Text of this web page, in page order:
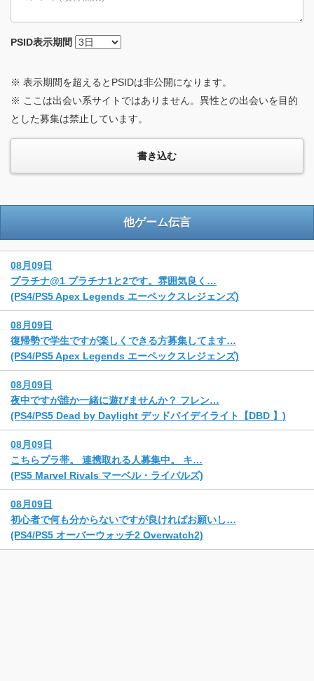
PSID表示期間
※ 表示期間を超えるとPSIDは非公開になります。
※ ここは出会い系サイトではありません。異性との出会いを目的
とした募集は禁止しています。
他ゲーム伝言
08月09日
プラチナ@1 プラチナ1と2です。雰囲気良く…
(PS4/PS5 Apex Legends エーペックスレジェンズ)
08月09日
復帰勢で学生ですが楽しくできる方募集してます…
(PS4/PS5 Apex Legends エーペックスレジェンズ)
08月09日
夜中ですが誰か一緒に遊びませんか？ フレン…
(PS4/PS5 Dead by Daylight デッドバイデイライト【DBD 】)
08月09日
こちらプラ帯。 連携取れる人募集中。 キ…
(PS5 Marvel Rivals マーベル・ライバルズ)
08月09日
初心者で何も分からないですが良ければお願いし…
(PS4/PS5 オーバーウォッチ2 Overwatch2)